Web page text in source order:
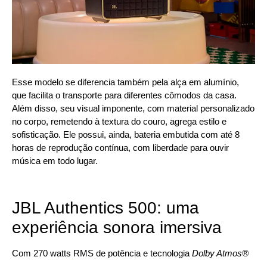
Esse modelo se diferencia também pela alça em alumínio,
que facilita o transporte para diferentes cômodos da casa.
Além disso, seu visual imponente, com material personalizado
no corpo, remetendo à textura do couro, agrega estilo e
sofisticação. Ele possui, ainda, bateria embutida com até 8
horas de reprodução contínua, com liberdade para ouvir
música em todo lugar.
JBL Authentics 500: uma
experiência sonora imersiva
Com 270 watts RMS de potência e tecnologia Dolby Atmos®